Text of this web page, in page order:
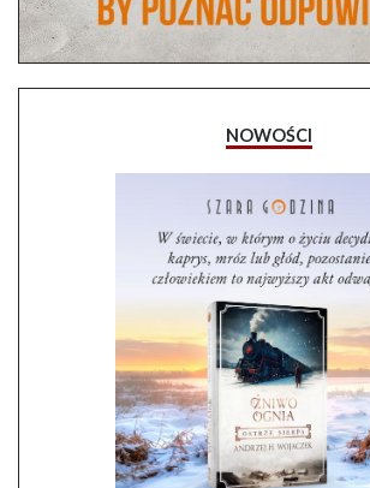
NOWOŚCI